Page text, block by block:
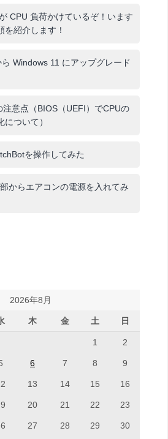
CPU 負荷かけているぞ！います
を紹介します！
Windows 11 にアップグレード
注意点（BIOS（UEFI）でCPUの
ついて）
を操作してみた
からエアコンの電源を入れてみ
2026年8月
木 金 土 日
1 2
6 7 8 9
13 14 15 16
20 21 22 23
27 28 29 30